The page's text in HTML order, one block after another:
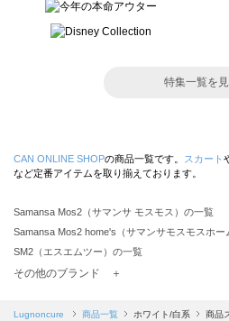
特集一覧を
CAN ONLINE SHOPの商品一覧です。 スカート
など定番アイテムを取り揃えております。
Samansa Mos2（サマンサ モスモス）の一覧
Samansa Mos2 home's（サマンサモスモスホー
SM2（エスエムツー）の一覧
TSUHARU by Samansa Mos2（ツハルバイサマ
Samansa Mos2 blue（サマンサモスモス ブルー
その他のブランド ＋
Lugnoncure 商品一覧 ホワイト/白系 商品